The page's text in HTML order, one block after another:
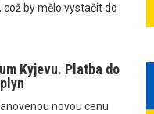
by mělo vystačit do
Kyjevu. Platba do
novou cenu